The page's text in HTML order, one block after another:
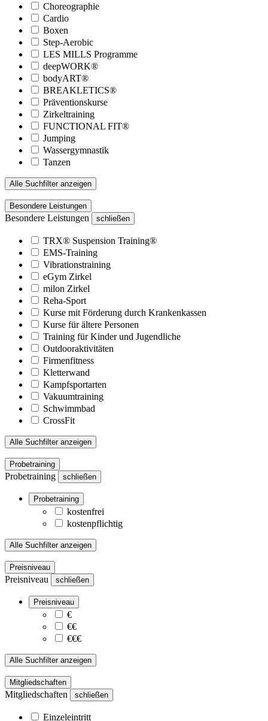
Choreographie
Cardio
Boxen
Step-Aerobic
LES MILLS Programme
deepWORK®
bodyART®
BREAKLETICS®
Präventionskurse
Zirkeltraining
FUNCTIONAL FIT®
Jumping
Wassergymnastik
Tanzen
Alle Suchfilter anzeigen
Besondere Leistungen
Besondere Leistungen schließen
TRX® Suspension Training®
EMS-Training
Vibrationstraining
eGym Zirkel
milon Zirkel
Reha-Sport
Kurse mit Förderung durch Krankenkassen
Kurse für ältere Personen
Training für Kinder und Jugendliche
Outdooraktivitäten
Firmenfitness
Kletterwand
Kampfsportarten
Vakuumtraining
Schwimmbad
CrossFit
Alle Suchfilter anzeigen
Probetraining
Probetraining schließen
Probetraining
kostenfrei
kostenpflichtig
Alle Suchfilter anzeigen
Preisniveau
Preisniveau schließen
Preisniveau
€
€€
€€€
Alle Suchfilter anzeigen
Mitgliedschaften
Mitgliedschaften schließen
Einzeleintritt